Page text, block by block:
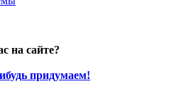
на сайте?
придумаем!